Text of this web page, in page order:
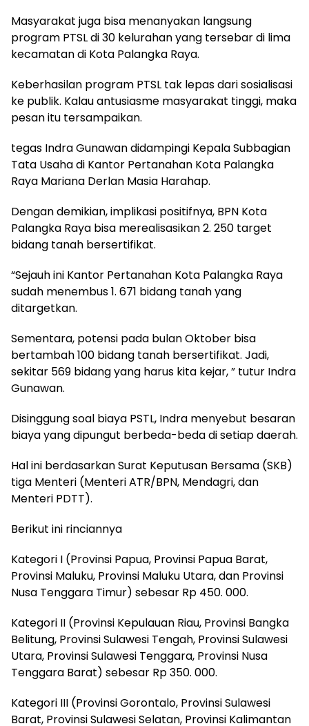
Masyarakat juga bisa menanyakan langsung
program PTSL di 30 kelurahan yang tersebar di lima
kecamatan di Kota Palangka Raya.
Keberhasilan program PTSL tak lepas dari sosialisasi
ke publik. Kalau antusiasme masyarakat tinggi, maka
pesan itu tersampaikan.
tegas Indra Gunawan didampingi Kepala Subbagian
Tata Usaha di Kantor Pertanahan Kota Palangka
Raya Mariana Derlan Masia Harahap.
Dengan demikian, implikasi positifnya, BPN Kota
Palangka Raya bisa merealisasikan 2. 250 target
bidang tanah bersertifikat.
“Sejauh ini Kantor Pertanahan Kota Palangka Raya
sudah menembus 1. 671 bidang tanah yang
ditargetkan.
Sementara, potensi pada bulan Oktober bisa
bertambah 100 bidang tanah bersertifikat. Jadi,
sekitar 569 bidang yang harus kita kejar, ” tutur Indra
Gunawan.
Disinggung soal biaya PSTL, Indra menyebut besaran
biaya yang dipungut berbeda-beda di setiap daerah.
Hal ini berdasarkan Surat Keputusan Bersama (SKB)
tiga Menteri (Menteri ATR/BPN, Mendagri, dan
Menteri PDTT).
Berikut ini rinciannya
Kategori I (Provinsi Papua, Provinsi Papua Barat,
Provinsi Maluku, Provinsi Maluku Utara, dan Provinsi
Nusa Tenggara Timur) sebesar Rp 450. 000.
Kategori II (Provinsi Kepulauan Riau, Provinsi Bangka
Belitung, Provinsi Sulawesi Tengah, Provinsi Sulawesi
Utara, Provinsi Sulawesi Tenggara, Provinsi Nusa
Tenggara Barat) sebesar Rp 350. 000.
Kategori III (Provinsi Gorontalo, Provinsi Sulawesi
Barat, Provinsi Sulawesi Selatan, Provinsi Kalimantan